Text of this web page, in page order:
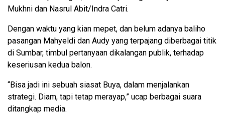
Mukhni dan Nasrul Abit/Indra Catri.
Dengan waktu yang kian mepet, dan belum adanya baliho
pasangan Mahyeldi dan Audy yang terpajang diberbagai titik
di Sumbar, timbul pertanyaan dikalangan publik, terhadap
keseriusan kedua balon.
“Bisa jadi ini sebuah siasat Buya, dalam menjalankan
strategi. Diam, tapi tetap merayap,” ucap berbagai suara
ditangkap media.